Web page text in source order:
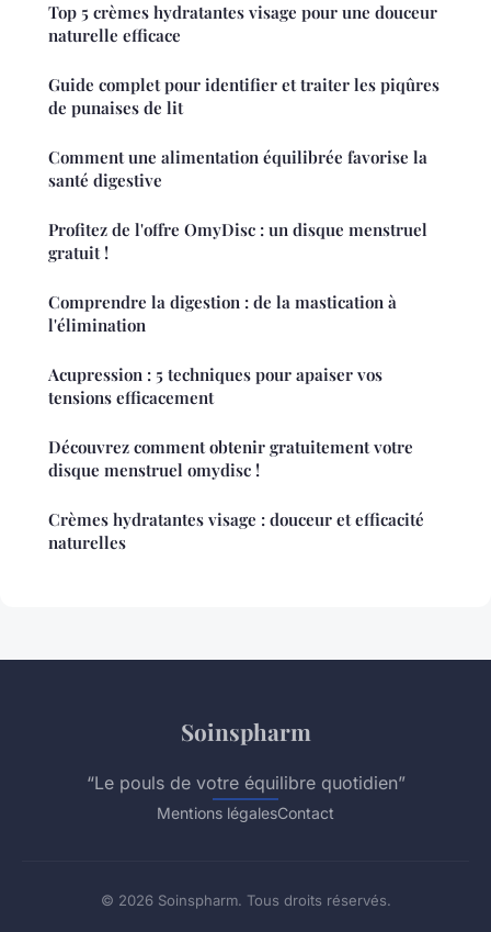
Top 5 crèmes hydratantes visage pour une douceur
naturelle efficace
Guide complet pour identifier et traiter les piqûres
de punaises de lit
Comment une alimentation équilibrée favorise la
santé digestive
Profitez de l'offre OmyDisc : un disque menstruel
gratuit !
Comprendre la digestion : de la mastication à
l'élimination
Acupression : 5 techniques pour apaiser vos
tensions efficacement
Découvrez comment obtenir gratuitement votre
disque menstruel omydisc !
Crèmes hydratantes visage : douceur et efficacité
naturelles
Soinspharm
“Le pouls de votre équilibre quotidien”
Mentions légalesContact
© 2026 Soinspharm. Tous droits réservés.